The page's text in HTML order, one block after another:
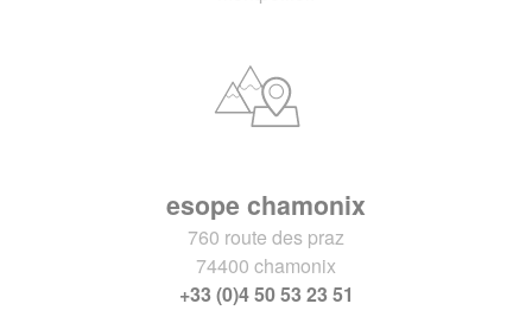
esope chamonix
760 route des praz
74400 chamonix
+33 (0)4 50 53 23 51